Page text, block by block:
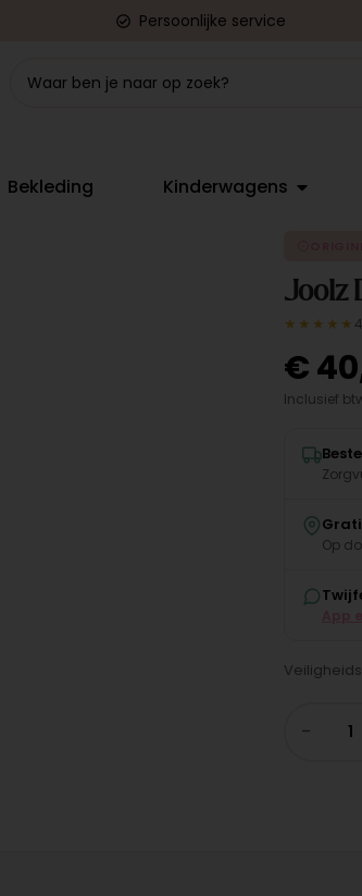
Persoonlijke service
Bekleding Kinderwagens
Joolz
★★★★★
€
Inclusief
Op
−